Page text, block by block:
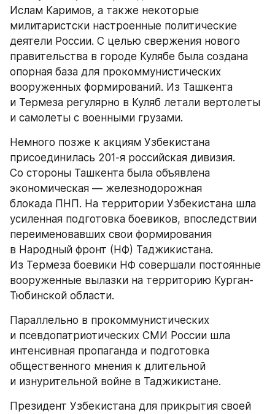
Ислам Каримов, а также некоторые
милитаристски настроенные политические
деятели России. С целью свержения нового
правительства в городе Кулябе была создана
опорная база для прокоммунистических
вооруженных формирований. Из Ташкента
и Термеза регулярно в Куляб летали вертолеты
и самолеты с военными грузами.
Немного позже к акциям Узбекистана
присоединилась 201-я российская дивизия.
Со стороны Ташкента была объявлена
экономическая — железнодорожная
блокада ПНП. На территории Узбекистана шла
усиленная подготовка боевиков, впоследствии
переименовавших свои формирования
в Народный фронт (НФ) Таджикистана.
Из Термеза боевики НФ совершали постоянные
вооруженные вылазки на территорию Курган-
Тюбинской области.
Параллельно в прокоммунистических
и псевдопатриотических СМИ России шла
интенсивная пропаганда и подготовка
общественного мнения к длительной
и изнурительной войне в Таджикистане.
Президент Узбекистана для прикрытия своей